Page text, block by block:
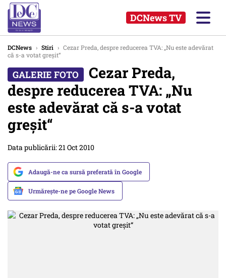
DCNews TV
DCNews › Stiri › Cezar Preda, despre reducerea TVA: „Nu este adevărat
că s-a votat greşit“
Cezar Preda,
despre reducerea TVA: „Nu
este adevărat că s-a votat
greşit“
Data publicării: 21 Oct 2010
Adaugă-ne ca sursă preferată în Google
Urmărește-ne pe Google News